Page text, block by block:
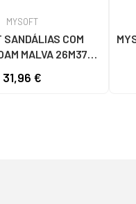
MYSOFT
SANDÁLIAS COM
MALVA 26M370-
31,96 €